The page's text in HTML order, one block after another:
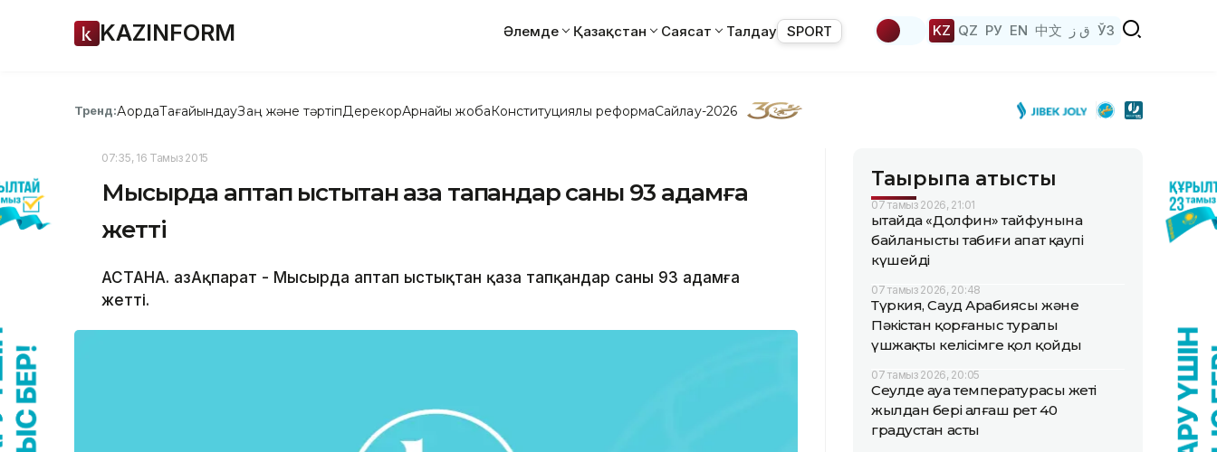
KAZINFORM Әлемде Қазақстан Саясат Талдау SPORT KZ QZ РУ EN 中文 ق ز ЎЗ
Тренд:АқордаТағайындауЗаң және тәртіпДерекқорАрнайы жобаКонституциялық реформаСайлау-2026
07:35, 16 Тамыз 2015
Мысырда аптап ыстықтан қаза тапқандар саны 93 адамға
жетті
АСТАНА. ҚазАқпарат - Мысырда аптап ыстықтан қаза тапқандар саны 93 адамға
жетті.
Тақырыпқа қатысты
07 тамыз 2026, 21:01
Қытайда «Долфин» тайфунына
байланысты табиғи апат қаупі
күшейді
07 тамыз 2026, 20:48
Түркия, Сауд Арабиясы және
Пәкістан қорғаныс туралы
үшжақты келісімге қол қойды
07 тамыз 2026, 20:05
Сеулде ауа температурасы жеті
жылдан бері алғаш рет 40
градустан асты